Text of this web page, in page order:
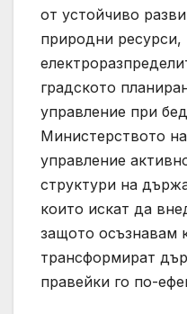
от устойчиво
природни ресурси,
градското
управление при
Министерството
управление
структури на
които искат да
защото осъзнавам
трансформират
правейки го по-